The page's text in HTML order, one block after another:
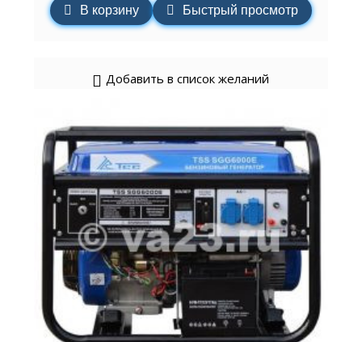
В корзину Быстрый просмотр
Добавить в список желаний